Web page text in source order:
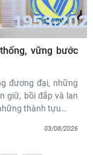
vững bước
đương đại, những
giữ, bồi đắp và lan
thành tựu…
03/08/2026